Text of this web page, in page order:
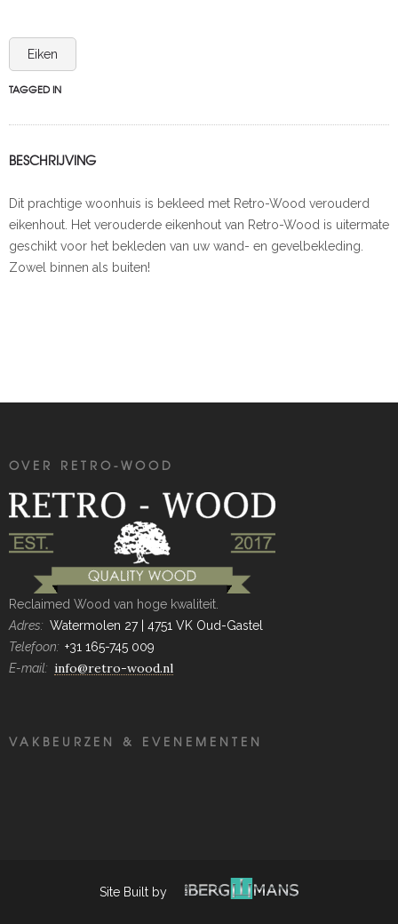
Eiken
TAGGED IN
BESCHRIJVING
Dit prachtige woonhuis is bekleed met Retro-Wood verouderd
eikenhout. Het verouderde eikenhout van Retro-Wood is uitermate
geschikt voor het bekleden van uw wand- en gevelbekleding.
Zowel binnen als buiten!
OVER RETRO-WOOD
Reclaimed Wood van hoge kwaliteit.
Adres: Watermolen 27 | 4751 VK Oud-Gastel
Telefoon: +31 165-745 009
E-mail: info@retro-wood.nl
VAKBEURZEN & EVENEMENTEN
Site Built by